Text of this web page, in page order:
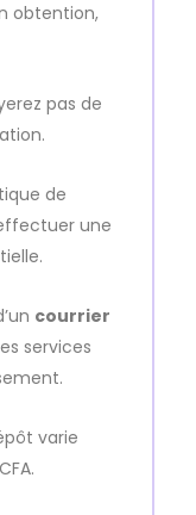
obtention,
pas de
de
une
courrier
services
varie